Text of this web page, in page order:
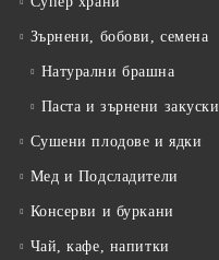
Зърнени, бобови, семена
Натурални брашна
Паста и зърнени закуски
Сушени плодове и ядки
Мед и Подсладители
Консерви и буркани
Чай, кафе, напитки